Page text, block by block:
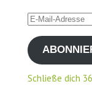
E-
Mail-
Adresse
Schließe dich